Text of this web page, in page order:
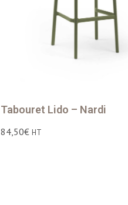
Tabouret Lido – Nardi
84,50€ HT